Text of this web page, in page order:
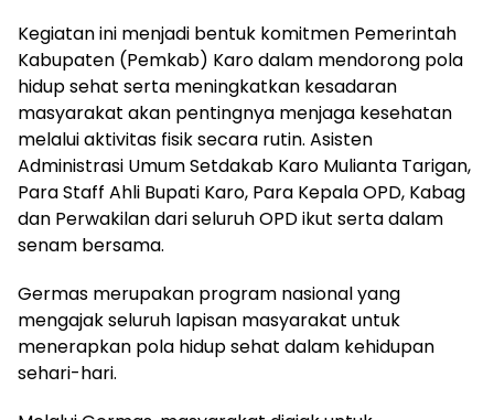
Kegiatan ini menjadi bentuk komitmen Pemerintah
Kabupaten (Pemkab) Karo dalam mendorong pola
hidup sehat serta meningkatkan kesadaran
masyarakat akan pentingnya menjaga kesehatan
melalui aktivitas fisik secara rutin. Asisten
Administrasi Umum Setdakab Karo Mulianta Tarigan,
Para Staff Ahli Bupati Karo, Para Kepala OPD, Kabag
dan Perwakilan dari seluruh OPD ikut serta dalam
senam bersama.
Germas merupakan program nasional yang
mengajak seluruh lapisan masyarakat untuk
menerapkan pola hidup sehat dalam kehidupan
sehari-hari.